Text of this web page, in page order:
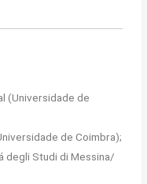
(Universidade de
de Coimbra);
degli Studi di Messina/